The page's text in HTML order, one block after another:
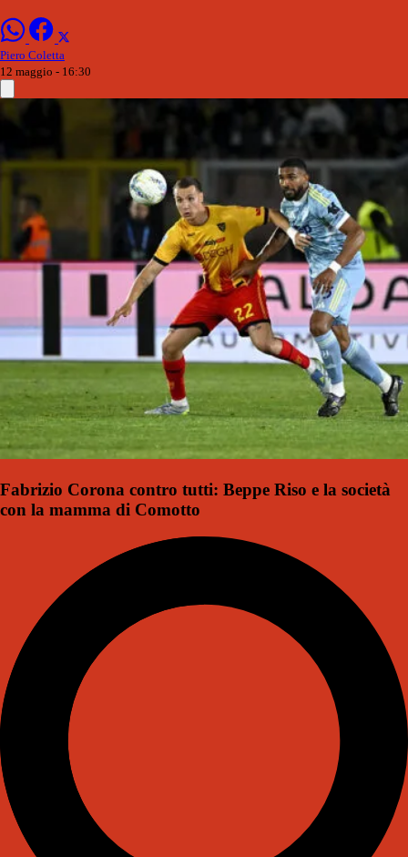
Piero Coletta
12 maggio - 16:30
Fabrizio Corona contro tutti: Beppe Riso e la società
con la mamma di Comotto